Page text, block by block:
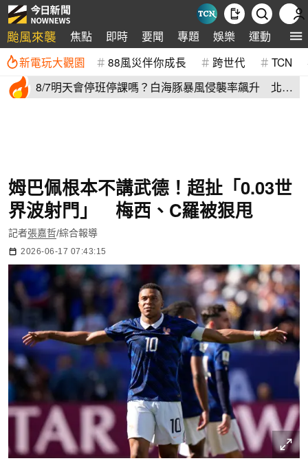
颱風來襲 焦點 即時 要聞 專題 娛樂 運動 全球
新電玩大觀園 88風災伴你成長 跨世代 TCN
8/7明天會停班停課嗎？白海豚暴風侵襲率飆升 北北
姆巴佩根本不講武德！超扯「0.03世
界波射門」 梅西、C羅被狠甩
記者張嘉哲/綜合報導
2026-06-17 07:43:15